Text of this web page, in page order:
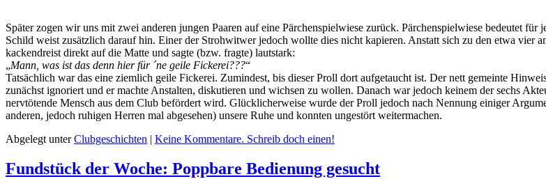
Später zogen wir uns mit zwei anderen jungen Paaren auf eine Pärchenspielwiese zurück. Pärchenspielwiese bedeutet
Schild weist zusätzlich darauf hin. Einer der Strohwitwer jedoch wollte dies nicht kapieren. Anstatt sich zu den etwa vier
kackendreist direkt auf die Matte und sagte (bzw. fragte) lautstark:
„Mann, was ist das denn hier für ´ne geile Fickerei???“
Tatsächlich war das eine ziemlich geile Fickerei. Zumindest, bis dieser Proll dort aufgetaucht ist. Der nett gemeinte
zunächst ignoriert und er machte Anstalten, diskutieren und wichsen zu wollen. Danach war jedoch keinem der sechs
nervtötende Mensch aus dem Club befördert wird. Glücklicherweise wurde der Proll jedoch nach Nennung einiger
anderen, jedoch ruhigen Herren mal abgesehen) unsere Ruhe und konnten ungestört weitermachen.
Abgelegt unterClubgeschichten | Keine Kommentare. Schreib doch einen!
Fundstück der Woche: Poppbare Bedienung gesucht